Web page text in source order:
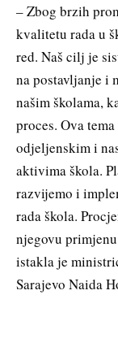
– Zbog brzih
kvalitetu rada u
red. Naš cilj je
na postavljanje i
našim školama,
proces. Ova
odjeljenskim i
aktivima škola.
razvijemo i
rada škola.
njegovu
istakla je
Sarajevo Naida